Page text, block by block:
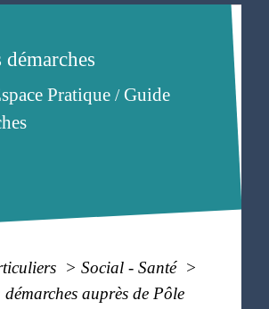
Pratique/Guide
> Social - Santé >
auprès de Pôle